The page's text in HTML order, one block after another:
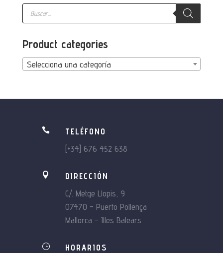
Búsqueda
productos
Product categories
Selecciona una categoría

TELÉFONO
[+34] 676 452 638

DIRECCIÓN
C/. Metge Llopis, 9
07470 – Puerto Pollença
Mallorca – Illes Balears
}
HORARIOS